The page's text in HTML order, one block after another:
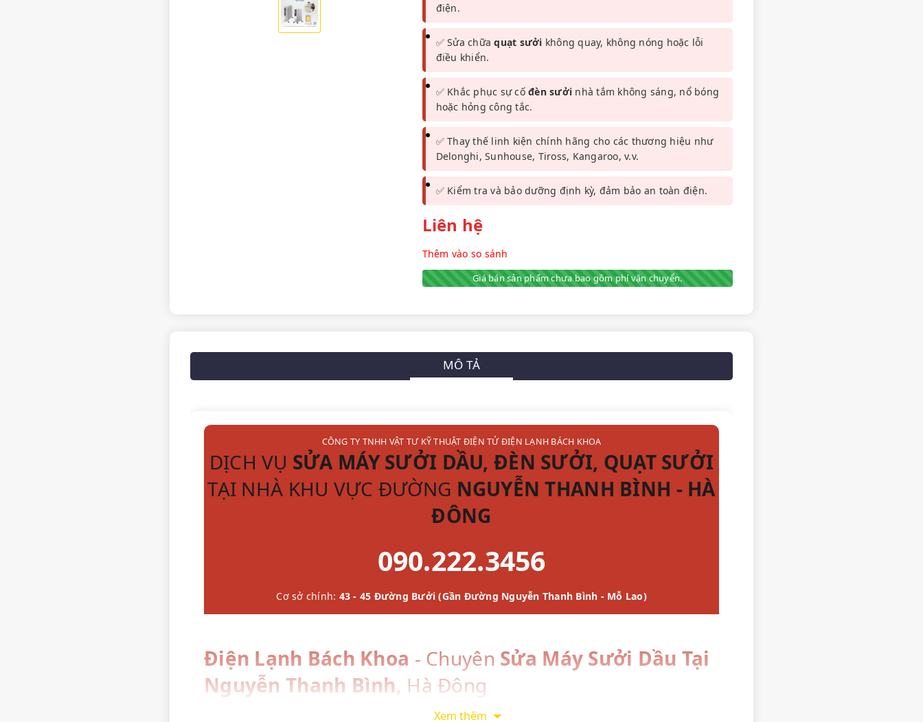
điện.
✅ Sửa chữaquạt sưởi không quay, không nóng hoặc lỗi
điều khiển.
✅ Khắc phục sự cố đèn sưởi nhà tắm không sáng, nổ bóng
hoặc hỏng công tắc.
✅ Thay thế linh kiện chính hãng cho các thương hiệu như
Delonghi, Sunhouse, Tiross, Kangaroo, v.v.
✅ Kiểm tra và bảo dưỡng định kỳ, đảm bảo an toàn điện.
Liên hệ
Thêm vào so sánh
Giá bán sản phẩm chưa bao gồm phí vận chuyển.
MÔ TẢ
CÔNG TY TNHH VẬT TƯ KỸ THUẬT ĐIỆN TỬ ĐIỆN LẠNH BÁCH KHOA
DỊCH VỤ SỬA MÁY SƯỞI DẦU, ĐÈN SƯỞI, QUẠT SƯỞI
TẠI NHÀ KHU VỰC ĐƯỜNG NGUYỄN THANH BÌNH - HÀ
ĐÔNG
090.222.3456
Cơ sở chính: 43 - 45 Đường Bưởi (Gần Đường Nguyễn Thanh Bình - Mỗ Lao)
Điện Lạnh Bách Khoa - Chuyên Sửa Máy Sưởi Dầu Tại
Nguyễn Thanh Bình, Hà Đông
Khu vực **Đường Nguyễn Thanh Bình**, thuộc Quận **Hà Đông** (gần KĐT Mỗ Lao), là khu vực có nhiều
Xem thêm